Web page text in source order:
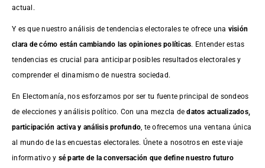
actual.
Y es que nuestro análisis de tendencias electorales te ofrece una visión
clara de cómo están cambiando las opiniones políticas. Entender estas
tendencias es crucial para anticipar posibles resultados electorales y
comprender el dinamismo de nuestra sociedad.
En Electomanía, nos esforzamos por ser tu fuente principal de sondeos
de elecciones y análisis político. Con una mezcla dedatos actualizados,
participación activa y análisis profundo , te ofrecemos una ventana única
al mundo de las encuestas electorales. Únete a nosotros en este viaje
informativo y sé parte de la conversación que define nuestro futuro